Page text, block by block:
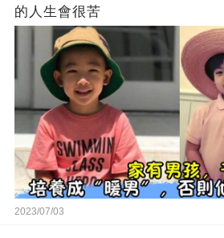
的人生會很苦
2023/07/03